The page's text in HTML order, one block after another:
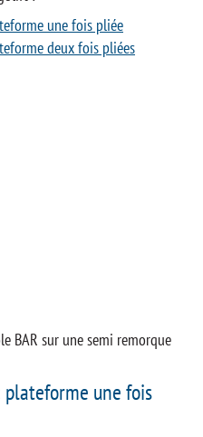
une fois pliée
deux fois pliées
une fois